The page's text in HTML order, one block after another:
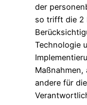
der
so trifft die 2
Technologie
andere für